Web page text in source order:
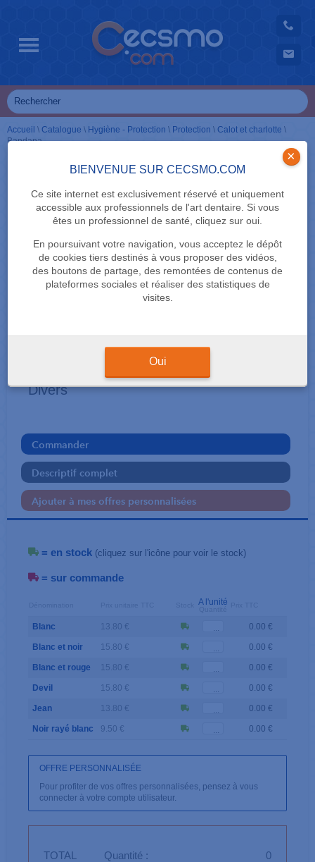
BIENVENUE SUR CECSMO.COM
Ce site internet est exclusivement réservé et uniquement
accessible aux professionnels de l'art dentaire. Si vous
êtes un professionnel de santé, cliquez sur oui.
En poursuivant votre navigation, vous acceptez le dépôt
de cookies tiers destinés à vous proposer des vidéos,
des boutons de partage, des remontées de contenus de
plateformes sociales et réaliser des statistiques de
visites.
×
Oui
Accueil \ Catalogue \ Hygiène - Protection \ Protection \ Calot et charlotte \
Bandana
Divers
Commander
Descriptif complet
Ajouter à mes offres personnalisées
= en stock (cliquez sur l'icône pour voir le stock)
= sur commande
A l'unité
Blanc 13.80 € 0.00 €
Blanc et noir 15.80 € 0.00 €
Blanc et rouge 15.80 € 0.00 €
Devil 15.80 € 0.00 €
Jean 13.80 € 0.00 €
Noir rayé blanc 9.50 € 0.00 €
OFFRE PERSONNALISÉE
Pour profiter de vos offres personnalisées, pensez à vous
connecter à votre compte utilisateur.
TOTAL Quantité :
0